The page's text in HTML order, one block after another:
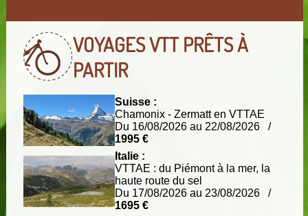
VOYAGES VTTPRÊTS À
PARTIR
Suisse :
Chamonix - Zermatt en VTTAE
Du 16/08/2026 au 22/08/2026 /
1995 €
Italie :
VTTAE : du Piémont à la mer, la
haute route du sel
Du 17/08/2026 au 23/08/2026 /
1695 €